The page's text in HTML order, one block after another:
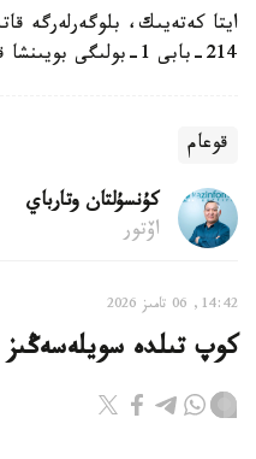
ايتا كەتەيىك، بلوگەرلەرگە
214-بابى 1-بولىگى بويىنشا قىلمىستىق ءىس قوزعالدى.
قوعام
كۇنسۇلتان وتارباي
اۆتور
14:42, 06 تامىز 2026
كوپ تىلدە سويلەسەڭىز